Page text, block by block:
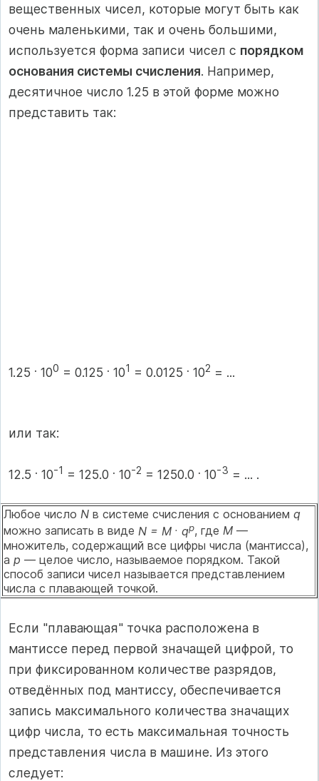
вещественных чисел, которые могут быть как
очень маленькими, так и очень большими,
используется форма записи чисел с порядком
основания системы счисления. Например,
десятичное число 1.25 в этой форме можно
представить так:
1.25 . 100 = 0.125 . 101 = 0.0125 . 102 = ...
или так:
12.5 . 10-1 = 125.0 . 10-2 = 1250.0 . 10-3 = ... .
Любое число N в системе счисления с основанием q
можно записать в виде N = M . qp, где M —
множитель, содержащий все цифры числа (мантисса),
а p — целое число, называемое порядком. Такой
способ записи чисел называется представлением
числа с плавающей точкой.
Если "плавающая" точка расположена в
мантиссе перед первой значащей цифрой, то
при фиксированном количестве разрядов,
отведённых под мантиссу, обеспечивается
запись максимального количества значащих
цифр числа, то есть максимальная точность
представления числа в машине. Из этого
следует: